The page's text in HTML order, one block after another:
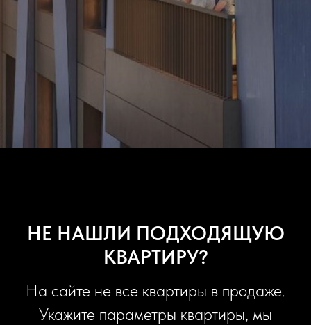
НЕ НАШЛИ ПОДХОДЯЩУЮ
КВАРТИРУ?
На сайте не все квартиры в продаже.
Укажите параметры квартиры, мы